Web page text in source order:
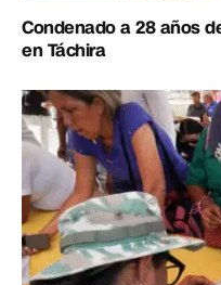
Condenado a 28 años
en Táchira